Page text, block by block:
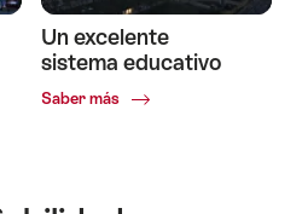
Un excelente
sistema educativo
Saber más
Common.Of